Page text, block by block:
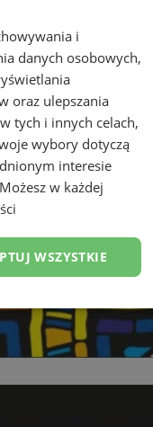
i
danych osobowych,
oraz ulepszania
tych i innych celach,
wybory dotyczą
interesie
w każdej
WSZYSTKIE
Niesklasyfikowane